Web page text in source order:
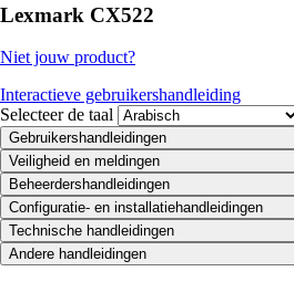
Lexmark CX522
Niet jouw product?
Interactieve gebruikershandleiding
Selecteer de taal
Gebruikershandleidingen
Veiligheid en meldingen
Beheerdershandleidingen
Configuratie- en installatiehandleidingen
Technische handleidingen
Andere handleidingen